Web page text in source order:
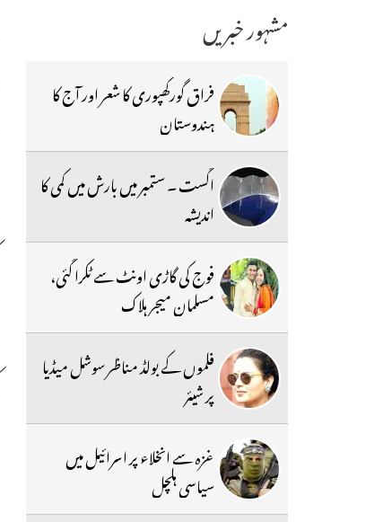
مشہور خبریں
فراق گورکھپوری کا شعر اور آج کا
ہندوستان
اگست ۔ ستمبر میں بارش میں کمی کا
اندیشہ
فوج کی گاڑی اونٹ سے ٹکرا گئی،
مسلمان میجر ہلاک
فلموں کے بولڈ مناظر سوشل میڈیا
پر شیئر
غزہ سے انخلاء پر اسرائیل میں
سیاسی ہلچل